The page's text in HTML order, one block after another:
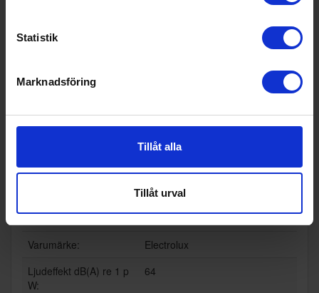
Statistik
Marknadsföring
Tillåt alla
Tillåt urval
Produktblad:
Varumärke:
Electrolux
Ljudeffekt dB(A) re 1 p
W:
64